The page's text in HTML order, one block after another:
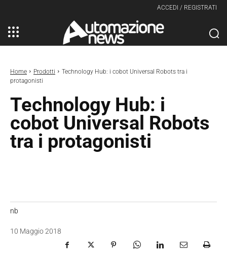
ACCEDI / REGISTRATI
Home Prodotti
Technology Hub: i cobot Universal Robots tra i
protagonisti
Technology Hub: i
cobot Universal Robots
tra i protagonisti
nb
10 Maggio 2018